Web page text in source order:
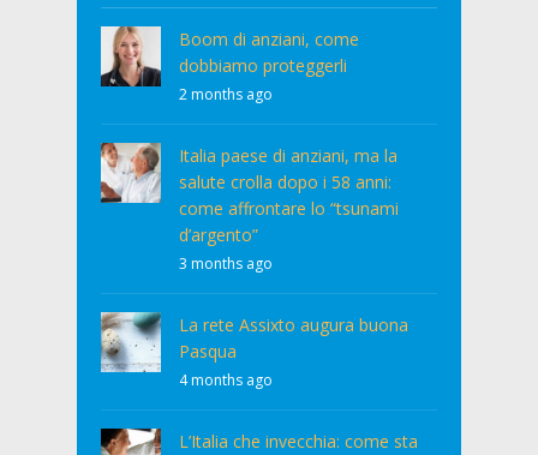
Boom di anziani, come
dobbiamo proteggerli
2 months ago
Italia paese di anziani, ma la
salute crolla dopo i 58 anni:
come affrontare lo “tsunami
d’argento”
3 months ago
La rete Assixto augura buona
Pasqua
4 months ago
L’Italia che invecchia: come sta